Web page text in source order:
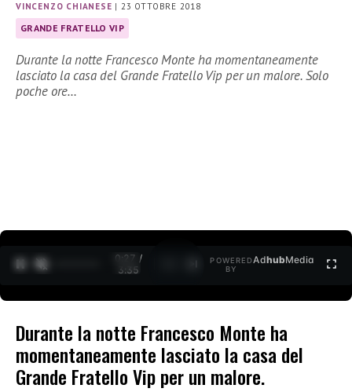
VINCENZO CHIANESE |23 OTTOBRE 2018
GRANDE FRATELLO VIP
Durante la notte Francesco Monte ha momentaneamente
lasciato la casa del Grande Fratello Vip per un malore. Solo
poche ore…
0:27 /
3:35
POWERED
BY
AdhubMedia
Durante la notte Francesco Monte ha
momentaneamente lasciato la casa del
Grande Fratello Vip per un malore.